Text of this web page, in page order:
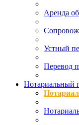
Аренда
Устный
Перевод
Нотариальный